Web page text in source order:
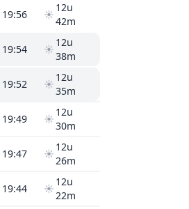
19:56 ☀
12u
42m
19:54 ☀
12u
38m
19:52 ☀
12u
35m
19:49 ☀
12u
30m
19:47 ☀
12u
26m
19:44 ☀
12u
22m